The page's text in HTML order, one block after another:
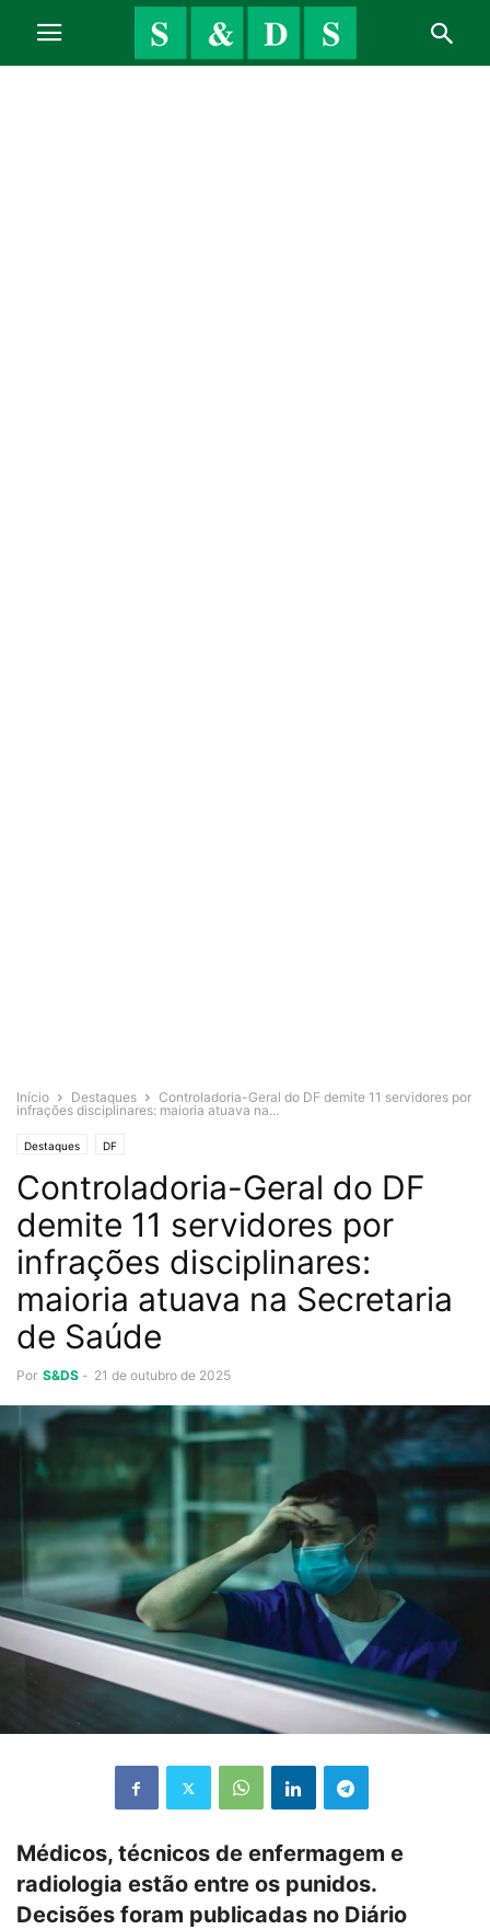
Início Destaques
Controladoria-Geral do DF demite 11 servidores por
infrações disciplinares: maioria atuava na...
Destaques DF
Controladoria-Geral do DF
demite 11 servidores por
infrações disciplinares:
maioria atuava na Secretaria
de Saúde
Por S&DS - 21 de outubro de 2025
Médicos, técnicos de enfermagem e
radiologia estão entre os punidos.
Decisões foram publicadas no Diário